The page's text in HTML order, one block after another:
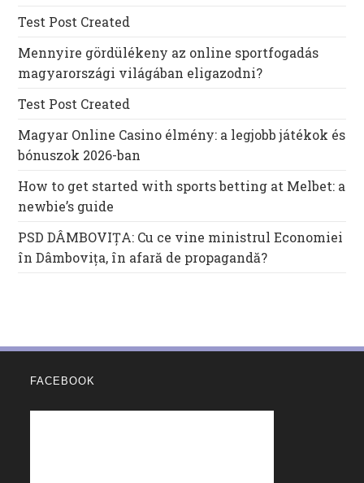
Test Post Created
Mennyire gördülékeny az online sportfogadás
magyarországi világában eligazodni?
Test Post Created
Magyar Online Casino élmény: a legjobb játékok és
bónuszok 2026-ban
How to get started with sports betting at Melbet: a
newbie’s guide
PSD DÂMBOVIȚA: Cu ce vine ministrul Economiei
în Dâmbovița, în afară de propagandă?
FACEBOOK